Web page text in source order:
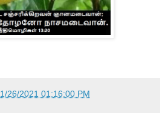
1/26/2021 01:16:00 PM